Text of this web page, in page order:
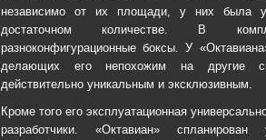
независимо от их площади, у них была
достаточном количестве. В
разноконфигурационные боксы. У
делающих его непохожим на другие
действительно уникальным и эксклюзивным.
Кроме того его эксплуатационная
разработчики. «Октавиан»